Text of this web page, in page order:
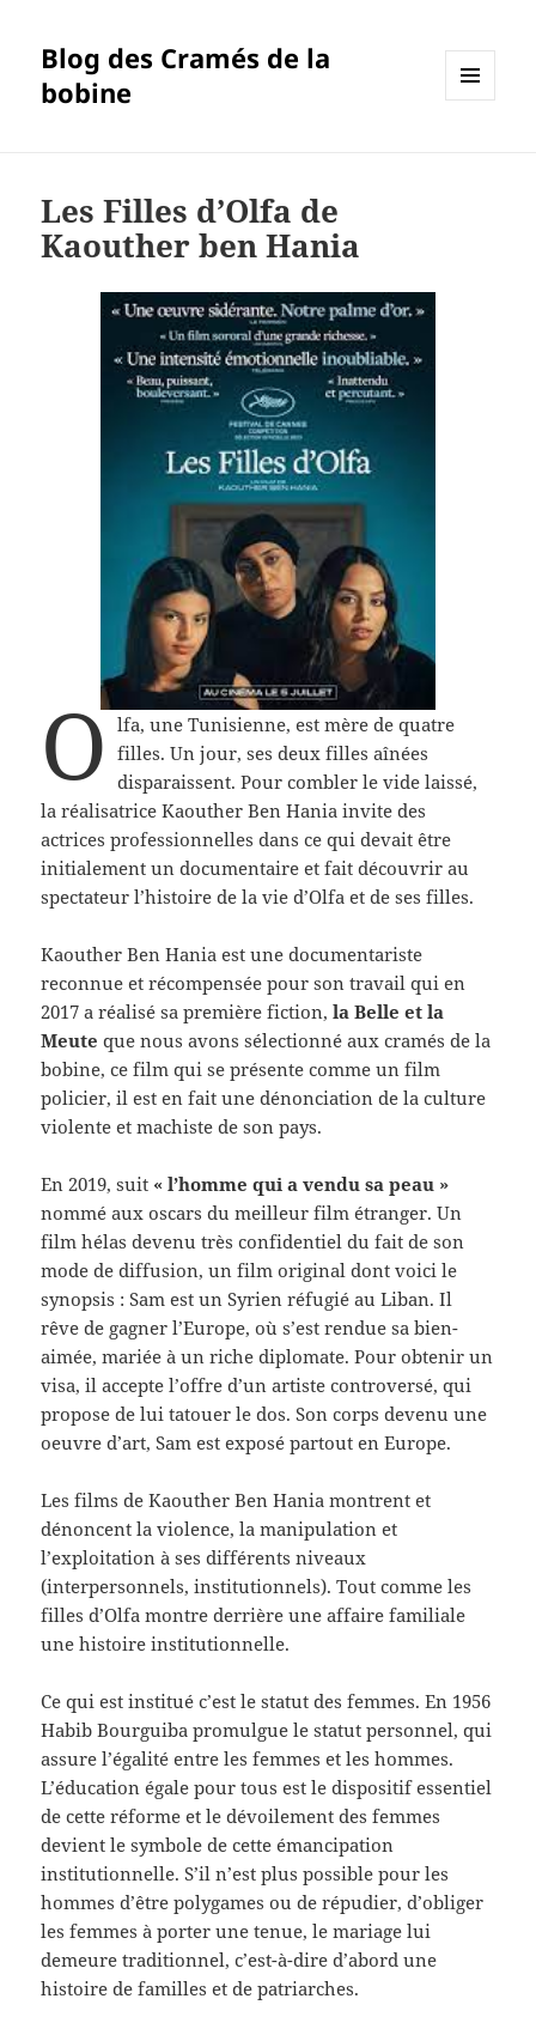
Blog des Cramés de la
bobine
Les Filles d’Olfa de
Kaouther ben Hania
O lfa, une Tunisienne, est mère de quatre
filles. Un jour, ses deux filles aînées
disparaissent. Pour combler le vide laissé,
la réalisatrice Kaouther Ben Hania invite des
actrices professionnelles dans ce qui devait être
initialement un documentaire et fait découvrir au
spectateur l’histoire de la vie d’Olfa et de ses filles.
Kaouther Ben Hania est une documentariste
reconnue et récompensée pour son travail qui en
2017 a réalisé sa première fiction,la Belle et la
Meuteque nous avons sélectionné aux cramés de la
bobine, ce film qui se présente comme un film
policier, il est en fait une dénonciation de la culture
violente et machiste de son pays.
En 2019, suit « l’homme qui a vendu sa peau »
nommé aux oscars du meilleur film étranger. Un
film hélas devenu très confidentiel du fait de son
mode de diffusion, un film original dont voici le
synopsis : Sam est un Syrien réfugié au Liban. Il
rêve de gagner l’Europe, où s’est rendue sa bien-
aimée, mariée à un riche diplomate. Pour obtenir un
visa, il accepte l’offre d’un artiste controversé, qui
propose de lui tatouer le dos. Son corps devenu une
oeuvre d’art, Sam est exposé partout en Europe.
Les films de Kaouther Ben Hania montrent et
dénoncent la violence, la manipulation et
l’exploitation à ses différents niveaux
(interpersonnels, institutionnels). Tout comme les
filles d’Olfa montre derrière une affaire familiale
une histoire institutionnelle.
Ce qui est institué c’est le statut des femmes. En 1956
Habib Bourguiba promulgue le statut personnel, qui
assure l’égalité entre les femmes et les hommes.
L’éducation égale pour tous est le dispositif essentiel
de cette réforme et le dévoilement des femmes
devient le symbole de cette émancipation
institutionnelle. S’il n’est plus possible pour les
hommes d’être polygames ou de répudier, d’obliger
les femmes à porter une tenue, le mariage lui
demeure traditionnel, c’est-à-dire d’abord une
histoire de familles et de patriarches.